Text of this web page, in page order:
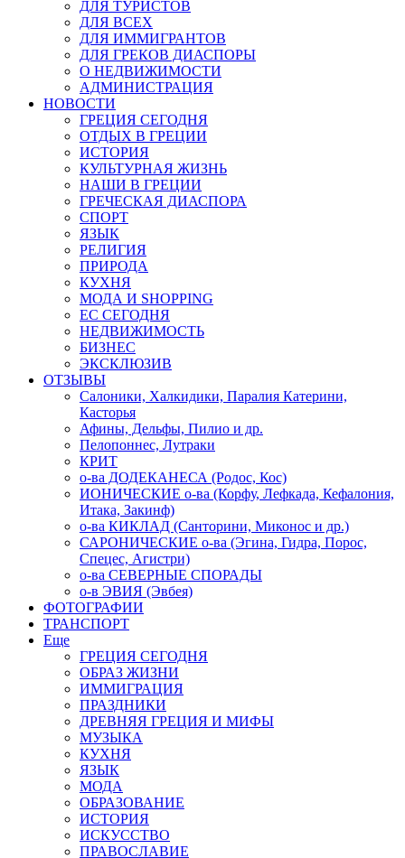
ДЛЯ ТУРИСТОВ
ДЛЯ ВСЕХ
ДЛЯ ИММИГРАНТОВ
ДЛЯ ГРЕКОВ ДИАСПОРЫ
О НЕДВИЖИМОСТИ
АДМИНИСТРАЦИЯ
НОВОСТИ
ГРЕЦИЯ СЕГОДНЯ
ОТДЫХ В ГРЕЦИИ
ИСТОРИЯ
КУЛЬТУРНАЯ ЖИЗНЬ
НАШИ В ГРЕЦИИ
ГРЕЧЕСКАЯ ДИАСПОРА
СПОРТ
ЯЗЫК
РЕЛИГИЯ
ПРИРОДА
КУХНЯ
МОДА И SHOPPING
ЕС СЕГОДНЯ
НЕДВИЖИМОСТЬ
БИЗНЕС
ЭКСКЛЮЗИВ
ОТЗЫВЫ
Салоники, Халкидики, Паралия Катерини,
Касторья
Афины, Дельфы, Пилио и др.
Пелопоннес, Лутраки
КРИТ
о-ва ДОДЕКАНЕСА (Родос, Кос)
ИОНИЧЕСКИЕ о-ва (Корфу, Лефкада, Кефалония,
Итака, Закинф)
о-ва КИКЛАД (Санторини, Миконос и др.)
САРОНИЧЕСКИЕ о-ва (Эгина, Гидра, Порос,
Спецес, Агистри)
о-ва СЕВЕРНЫЕ СПОРАДЫ
о-в ЭВИЯ (Эвбея)
ФОТОГРАФИИ
ТРАНСПОРТ
Еще
ГРЕЦИЯ СЕГОДНЯ
ОБРАЗ ЖИЗНИ
ИММИГРАЦИЯ
ПРАЗДНИКИ
ДРЕВНЯЯ ГРЕЦИЯ И МИФЫ
МУЗЫКА
КУХНЯ
ЯЗЫК
МОДА
ОБРАЗОВАНИЕ
ИСТОРИЯ
ИСКУССТВО
ПРАВОСЛАВИЕ